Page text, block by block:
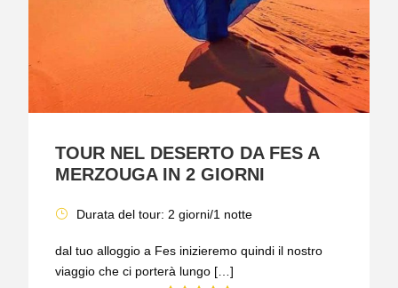
TOUR NEL DESERTO DA FES A
MERZOUGA IN 2 GIORNI
Durata del tour: 2 giorni/1 notte
dal tuo alloggio a Fes inizieremo quindi il nostro
viaggio che ci porterà lungo […]